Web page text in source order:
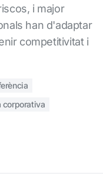
i major
han d'adaptar
competitivitat i
corporativa